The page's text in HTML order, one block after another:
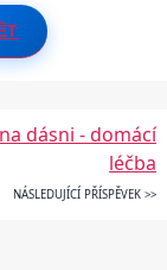
dásni - domácí
léčba
NÁSLEDUJÍCÍ PŘÍSPĚVEK >>